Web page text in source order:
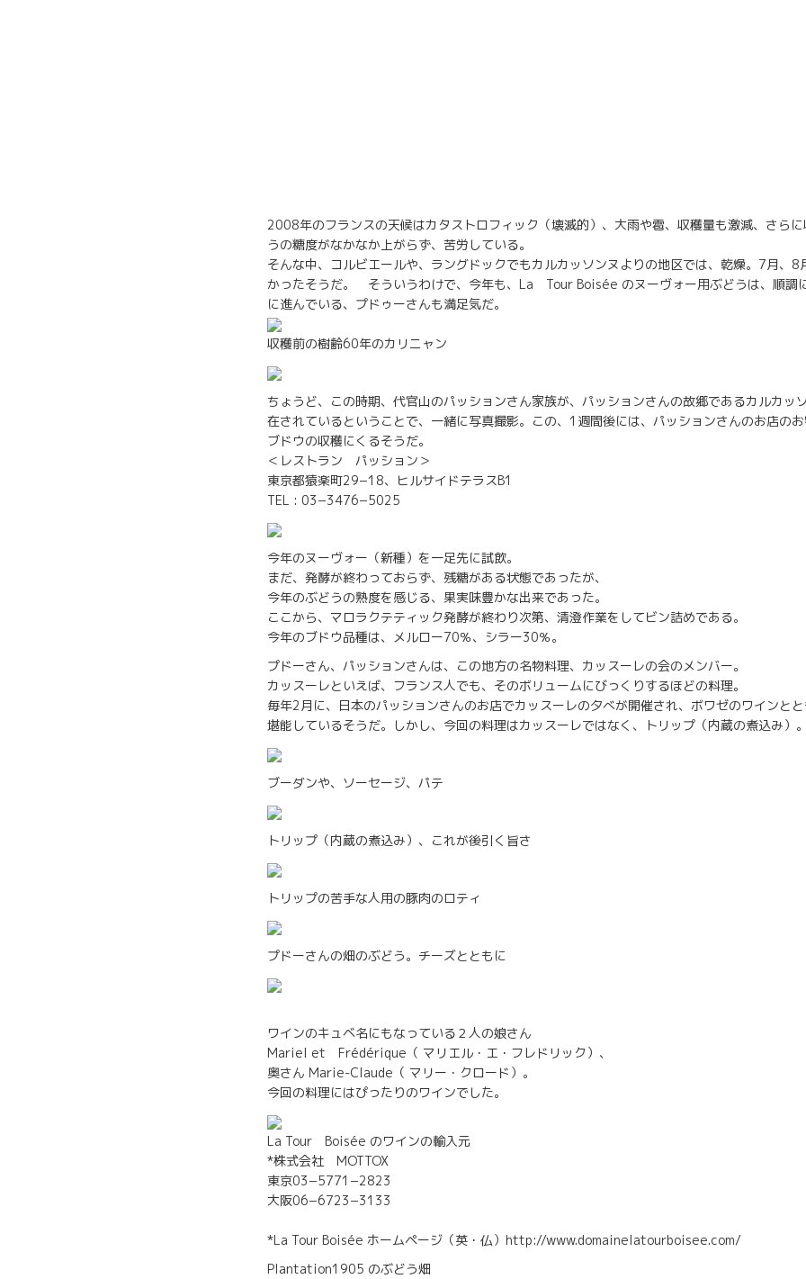
2008年のフランスの天候はカタストロフィック（壊滅的）、大雨や雹、収穫量も激減、さら
うの糖度がなかなか上がらず、苦労している。
そんな中、コルビエールや、ラングドックでもカルカッソンヌよりの地区では、乾燥。7月、8
かったそうだ。 そういうわけで、今年も、La Tour Boisée のヌーヴォー用ぶどうは、順調
に進んでいる、プドゥーさんも満足気だ。
収穫前の樹齢60年のカリニャン
ちょうど、この時期、代官山のパッションさん家族が、パッションさんの故郷であるカルカッ
在されているということで、一緒に写真撮影。この、1週間後には、パッションさんのお店の
ブドウの収穫にくるそうだ。
＜レストラン パッション＞
東京都猿楽町29−18、ヒルサイドテラスB1
TEL : 03−3476−5025
今年のヌーヴォー（新種）を一足先に試飲。
まだ、発酵が終わっておらず、残糖がある状態であったが、
今年のぶどうの熟度を感じる、果実味豊かな出来であった。
ここから、マロラクテティック発酵が終わり次第、清澄作業をしてビン詰めである。
今年のブドウ品種は、メルロー70％、シラー30％。
プドーさん、パッションさんは、この地方の名物料理、カッスーレの会のメンバー。
カッスーレといえば、フランス人でも、そのボリュームにびっくりするほどの料理。
毎年2月に、日本のパッションさんのお店でカッスーレの夕べが開催され、ボワゼのワインと
堪能しているそうだ。しかし、今回の料理はカッスーレではなく、トリップ（内蔵の煮込み）。
ブーダンや、ソーセージ、パテ
トリップ（内蔵の煮込み）、これが後引く旨さ
トリップの苦手な人用の豚肉のロティ
プドーさんの畑のぶどう。チーズとともに
ワインのキュベ名にもなっている２人の娘さん
Mariel et Frédérique（ マリエル・エ・フレドリック）、
奥さん Marie-Claude（ マリー・クロード）。
今回の料理にはぴったりのワインでした。
La Tour Boisée のワインの輸入元
*株式会社 MOTTOX
東京03−5771−2823
大阪06−6723−3133
*La Tour Boisée ホームページ（英・仏）http://www.domainelatourboisee.com/
Plantation1905 のぶどう畑